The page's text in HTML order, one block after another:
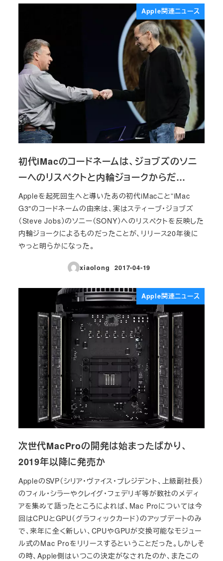
Apple関連ニュース
初代iMacのコードネームは、ジョブズのソニ
ーへのリスペクトと内輪ジョークからだ…
Appleを起死回生へと導いたあの初代iMacこと”iMac
G3″のコードネームの由来は、実はスティーブ・ジョブズ
（Steve Jobs）のソニー（SONY）へのリスペクトを反映した
内輪ジョークによるものだったことが、リリース20年後に
やっと明らかになった。
xiaolong
投稿日
2017-04-19
Apple関連ニュース
次世代MacProの開発は始まったばかり、
2019年以降に発売か
AppleのSVP（シリア・ヴァイス・プレジデント、上級副社長）
のフィル・シラーやクレイグ・フェデリギ等が数社のメディ
アを集めて語ったところによれば、Mac Proについては今
回はCPUとGPU（グラフィックカード）のアップデートのみ
で、来年に全く新しい、CPUやGPUが交換可能なモジュー
ル式のMac Proをリリースするということだった。しかしそ
の時、Apple側はいつこの決定がなされたのか、またこの